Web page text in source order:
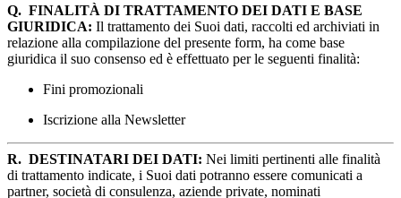
Q. FINALITÀ DI TRATTAMENTO DEI DATI E BASE
GIURIDICA: Il trattamento dei Suoi dati, raccolti ed archiviati in
relazione alla compilazione del presente form, ha come base
giuridica il suo consenso ed è effettuato per le seguenti finalità:
Fini promozionali
Iscrizione alla Newsletter
R. DESTINATARI DEI DATI: Nei limiti pertinenti alle finalità
di trattamento indicate, i Suoi dati potranno essere comunicati a
partner, società di consulenza, aziende private, nominati